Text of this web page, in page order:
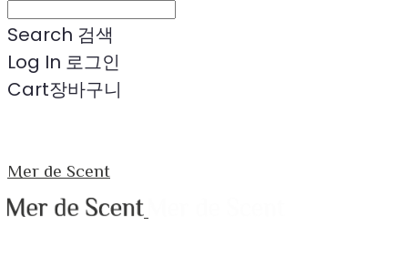
Search 검색
Log In 로그인
Cart장바구니
Mer de Scent